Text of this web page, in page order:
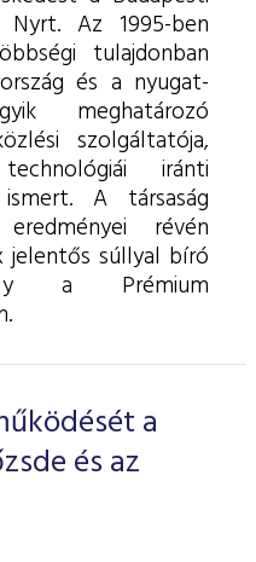
Az 1995-ben
tulajdonban
és a nyugat-
meghatározó
szolgáltatója,
iránti
A társaság
révén
jelentős súllyal bíró
a Prémium
a
és az